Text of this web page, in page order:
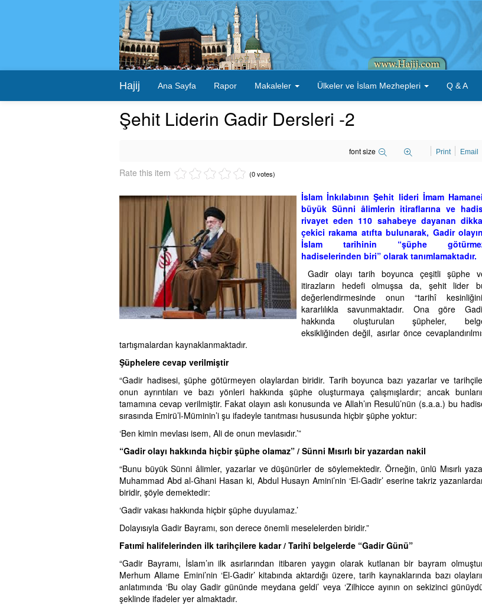
Hajij Ana Sayfa Rapor Makaleler Ülkeler ve İslam Mezhepleri Q & A
Şehit Liderin Gadir Dersleri -2
font size Print Email
Rate this item (0 votes)
İslam İnkılabının Şehit lideri İmam
büyük Sünni âlimlerin itiraflarına ve
rivayet eden 110 sahabeye dayanan
çekici rakama atıfta bulunarak, Gadir
İslam tarihinin “şüphe
hadiselerinden biri” olarak tanımlamaktadır.
Gadir olayı tarih boyunca çeşitli şüphe
itirazların hedefi olmuşsa da, şehit lider
değerlendirmesinde onun “tarihî
kararlılıkla savunmaktadır. Ona göre
hakkında oluşturulan şüpheler,
eksikliğinden değil, asırlar önce
tartışmalardan kaynaklanmaktadır.
Şüphelere cevap verilmiştir
“Gadir hadisesi, şüphe götürmeyen olaylardan biridir. Tarih boyunca bazı yazarlar ve
onun ayrıntıları ve bazı yönleri hakkında şüphe oluşturmaya çalışmışlardır; ancak
tamamına cevap verilmiştir. Fakat olayın aslı konusunda ve Allah’ın Resulü’nün (s.a.a.) bu
sırasında Emirü’l-Müminin’i şu ifadeyle tanıtması hususunda hiçbir şüphe yoktur:
‘Ben kimin mevlası isem, Ali de onun mevlasıdır.’”
“Gadir olayı hakkında hiçbir şüphe olamaz” / Sünni Mısırlı bir yazardan nakil
“Bunu büyük Sünni âlimler, yazarlar ve düşünürler de söylemektedir. Örneğin, ünlü Mısırlı
Muhammad Abd al-Ghani Hasan ki, Abdul Husayn Amini’nin ‘El-Gadir’ eserine takriz
biridir, şöyle demektedir:
‘Gadir vakası hakkında hiçbir şüphe duyulamaz.’
Dolayısıyla Gadir Bayramı, son derece önemli meselelerden biridir.”
Fatımî halifelerinden ilk tarihçilere kadar / Tarihî belgelerde “Gadir Günü”
“Gadir Bayramı, İslam’ın ilk asırlarından itibaren yaygın olarak kutlanan bir bayram
Merhum Allame Emini’nin ‘El-Gadir’ kitabında aktardığı üzere, tarih kaynaklarında bazı
anlatımında ‘Bu olay Gadir gününde meydana geldi’ veya ‘Zilhicce ayının on sekizinci
şeklinde ifadeler yer almaktadır.